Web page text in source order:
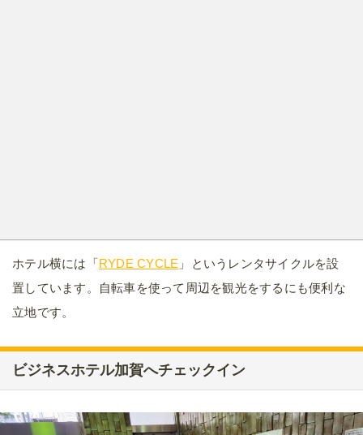
ホテル横には「RYDE CYCLE 」というレンタサイクルを設
置しています。自転車を使って周辺を観光をするにも便利な
立地です。
ビジネスホテル加賀へチェックイン